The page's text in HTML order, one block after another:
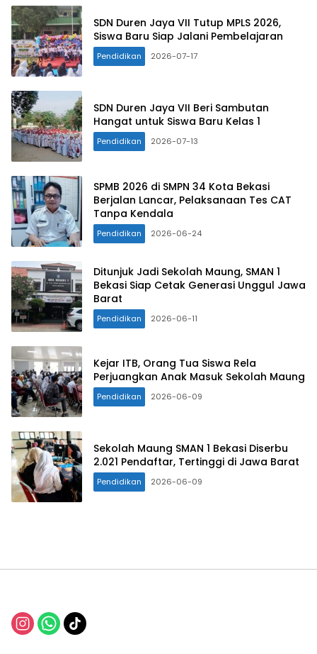
SDN Duren Jaya VII Tutup MPLS 2026,
Siswa Baru Siap Jalani Pembelajaran
Pendidikan 2026-07-17
SDN Duren Jaya VII Beri Sambutan
Hangat untuk Siswa Baru Kelas 1
Pendidikan 2026-07-13
SPMB 2026 di SMPN 34 Kota Bekasi
Berjalan Lancar, Pelaksanaan Tes CAT
Tanpa Kendala
Pendidikan 2026-06-24
Ditunjuk Jadi Sekolah Maung, SMAN 1
Bekasi Siap Cetak Generasi Unggul Jawa
Barat
Pendidikan 2026-06-11
Kejar ITB, Orang Tua Siswa Rela
Perjuangkan Anak Masuk Sekolah Maung
Pendidikan 2026-06-09
Sekolah Maung SMAN 1 Bekasi Diserbu
2.021 Pendaftar, Tertinggi di Jawa Barat
Pendidikan 2026-06-09